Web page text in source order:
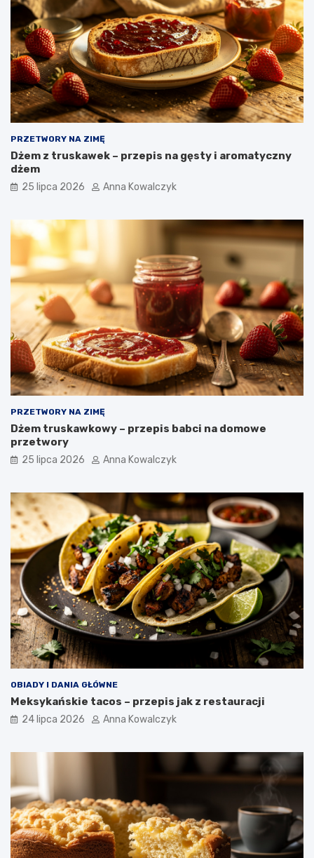
PRZETWORY NA ZIMĘ
Dżem z truskawek – przepis na gęsty i aromatyczny
dżem
25 lipca 2026 Anna Kowalczyk
PRZETWORY NA ZIMĘ
Dżem truskawkowy – przepis babci na domowe
przetwory
25 lipca 2026 Anna Kowalczyk
OBIADY I DANIA GŁÓWNE
Meksykańskie tacos – przepis jak z restauracji
24 lipca 2026 Anna Kowalczyk